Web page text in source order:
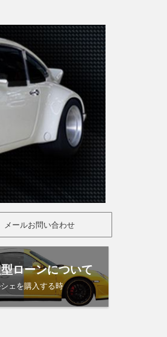
メールお問い合わせ
ローンについて
ェを購入する時